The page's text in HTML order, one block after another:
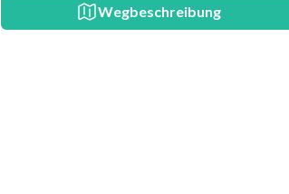
Wegbeschreibung